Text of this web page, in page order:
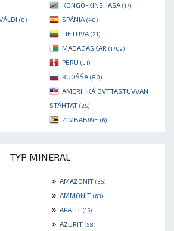
KONGO-KINSHASA (17)
(8) SPÁNIA (48)
LIETUVA (21)
MADAGASKAR (1709)
PERU (31)
RUOŠŠA (80)
AMERIHKÁ OVTTASTUVVAN
STÁHTAT (25)
ZIMBABWE (6)
TYP MINERAL
» AMAZONIT (35)
» AMMONIT (63)
» APATIT (15)
» AZURIT (58)